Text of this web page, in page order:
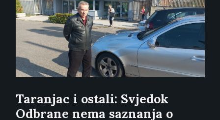
Taranjac i ostali: Svjedok
Odbrane nema saznanja o